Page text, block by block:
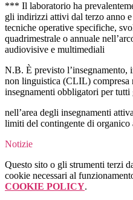
*** Il laboratorio ha
gli indirizzi attivi dal terzo anno
tecniche operative specifiche,
quadrimestrale o annuale
audiovisive e multimediali
N.B. È previsto l’insegnamento,
non linguistica (CLIL) compresa
insegnamenti obbligatori per tutti
nell’area degli insegnamenti
limiti del contingente di organico
Notizie
Questo sito o gli strumenti terzi
cookie necessari al
COOKIE POLICY.